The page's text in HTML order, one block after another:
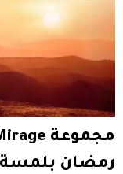
رمضان بلمسة